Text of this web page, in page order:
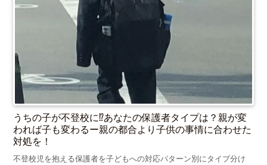
うちの子が不登校に⁉あなたの保護者タイプは？親が変
われば子も変わるー親の都合より子供の事情に合わせた
対処を！
不登校児を抱える保護者を子どもへの対応パターン別にタイプ分け